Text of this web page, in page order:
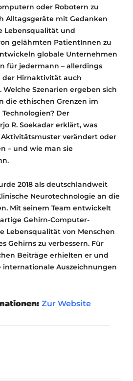
oder Robotern zu
Alltagsgeräte mit Gedanken
Lebensqualität und
gelähmten PatientInnen zu
globale Unternehmen
für jedermann – allerdings
der Hirnaktivität auch
Szenarien ergeben sich
die ethischen Grenzen im
Der
R. Soekadar erklärt, was
verändert oder
– und wie man sie
2018 als deutschlandweit
Neurotechnologie an die
Mit seinem Team entwickelt
Gehirn-Computer-
Lebensqualität von Menschen
Gehirns zu verbessern. Für
Beiträge erhielten er und
internatio­nale Auszeichnungen
Zur Website